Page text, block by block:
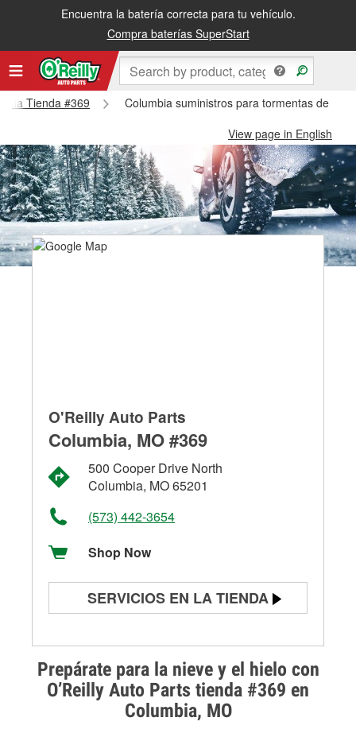
Encuentra la batería correcta para tu vehículo.
Compra baterías SuperStart
Tienda #369
Columbia suministros para tormentas de
View page in English
Prepárate para la nieve y el hielo con
O’Reilly Auto Parts tienda #369 en
Columbia, MO
O'Reilly Auto Parts
Columbia, MO #369
500 Cooper Drive North
Columbia, MO 65201
(573) 442-3654
Shop Now
SERVICIOS EN LA TIENDA
Prueba de alternadores y
arrancadores
Revisión de la luz "Check Engine"